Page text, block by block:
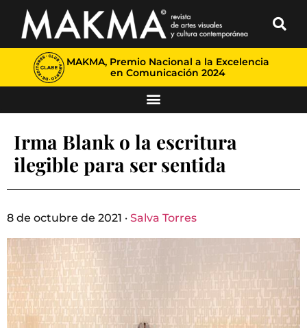
MAKMA, Premio Nacional a la Excelencia
en Comunicación 2024
Irma Blank o la escritura
ilegible para ser sentida
8 de octubre de 2021 · Salva Torres